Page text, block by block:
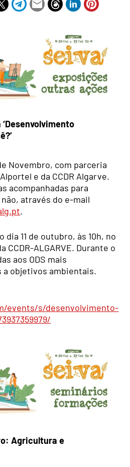
Novembro, com parceria
e da CCDR Algarve.
acompanhadas para
através do e-mail
.
dia 11 de outubro, às 10h, no
ALGARVE. Durante o
aos ODS mais
objetivos ambientais.
events/s/desenvolvimento-
Agricultura e